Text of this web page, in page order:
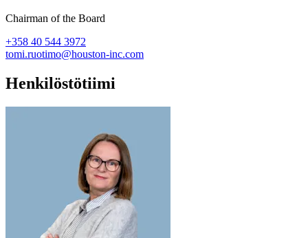
Chairman of the Board
+358 40 544 3972
tomi.ruotimo@houston-inc.com
Henkilöstötiimi